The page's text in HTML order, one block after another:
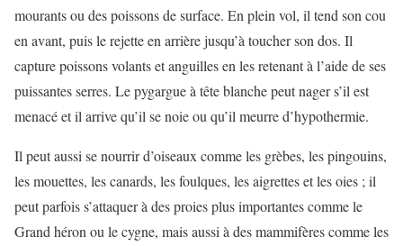
mourants ou des poissons de surface. En plein vol, il tend son cou
en avant, puis le rejette en arrière jusqu’à toucher son dos. Il
capture poissons volants et anguilles en les retenant à l’aide de ses
puissantes serres. Le pygargue à tête blanche peut nager s’il est
menacé et il arrive qu’il se noie ou qu’il meurre d’hypothermie.
Il peut aussi se nourrir d’oiseaux comme les grèbes, les pingouins,
les mouettes, les canards, les foulques, les aigrettes et les oies ; il
peut parfois s’attaquer à des proies plus importantes comme le
Grand héron ou le cygne, mais aussi à des mammifères comme les